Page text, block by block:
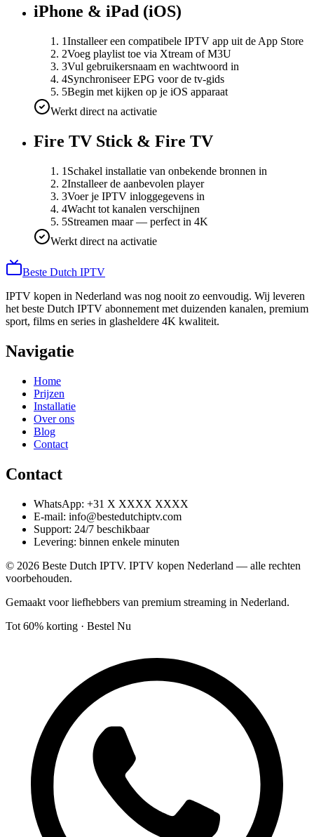
iPhone & iPad (iOS)
1Installeer een compatibele IPTV app uit de App Store
2Voeg playlist toe via Xtream of M3U
3Vul gebruikersnaam en wachtwoord in
4Synchroniseer EPG voor de tv-gids
5Begin met kijken op je iOS apparaat
Werkt direct na activatie
Fire TV Stick & Fire TV
1 Schakel installatie van onbekende bronnen in
2Installeer de aanbevolen player
3Voer je IPTV inloggegevens in
4Wacht tot kanalen verschijnen
5Streamen maar — perfect in 4K
Werkt direct na activatie
Beste Dutch IPTV
IPTV kopen in Nederland was nog nooit zo eenvoudig. Wij leveren
het beste Dutch IPTV abonnement met duizenden kanalen, premium
sport, films en series in glasheldere 4K kwaliteit.
Navigatie
Home
Prijzen
Installatie
Over ons
Blog
Contact
Contact
WhatsApp: +31 X XXXX XXXX
E-mail: info@bestedutchiptv.com
Support: 24/7 beschikbaar
Levering: binnen enkele minuten
© 2026 Beste Dutch IPTV. IPTV kopen Nederland — alle rechten
voorbehouden.
Gemaakt voor liefhebbers van premium streaming in Nederland.
Tot 60% korting · Bestel Nu